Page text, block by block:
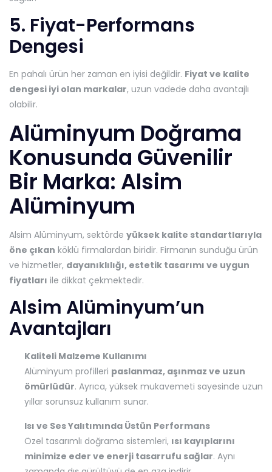
5. Fiyat-Performans
Dengesi
En pahalı ürün her zaman en iyisi değildir. Fiyat ve kalite
dengesi iyi olan markalar, uzun vadede daha avantajlı
olabilir.
Alüminyum Doğrama
Konusunda Güvenilir
Bir Marka: Alsim
Alüminyum
Alsim Alüminyum, sektörde yüksek kalite standartlarıyla
öne çıkan köklü firmalardan biridir. Firmanın sunduğu ürün
ve hizmetler, dayanıklılığı, estetik tasarımı ve uygun
fiyatları ile dikkat çekmektedir.
Alsim Alüminyum’un
Avantajları
Kaliteli Malzeme Kullanımı
Alüminyum profilleri paslanmaz, aşınmaz ve uzun
ömürlüdür. Ayrıca, yüksek mukavemeti sayesinde uzun
yıllar sorunsuz kullanım sunar.
Isı ve Ses Yalıtımında Üstün Performans
Özel tasarımlı doğrama sistemleri, ısı kayıplarını
minimize eder ve enerji tasarrufu sağlar. Aynı